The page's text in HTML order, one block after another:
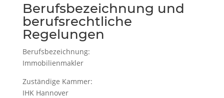
Berufsbezeichnung und
berufsrechtliche
Regelungen
Berufsbezeichnung:
Immobilienmakler
Zuständige Kammer:
IHK Hannover